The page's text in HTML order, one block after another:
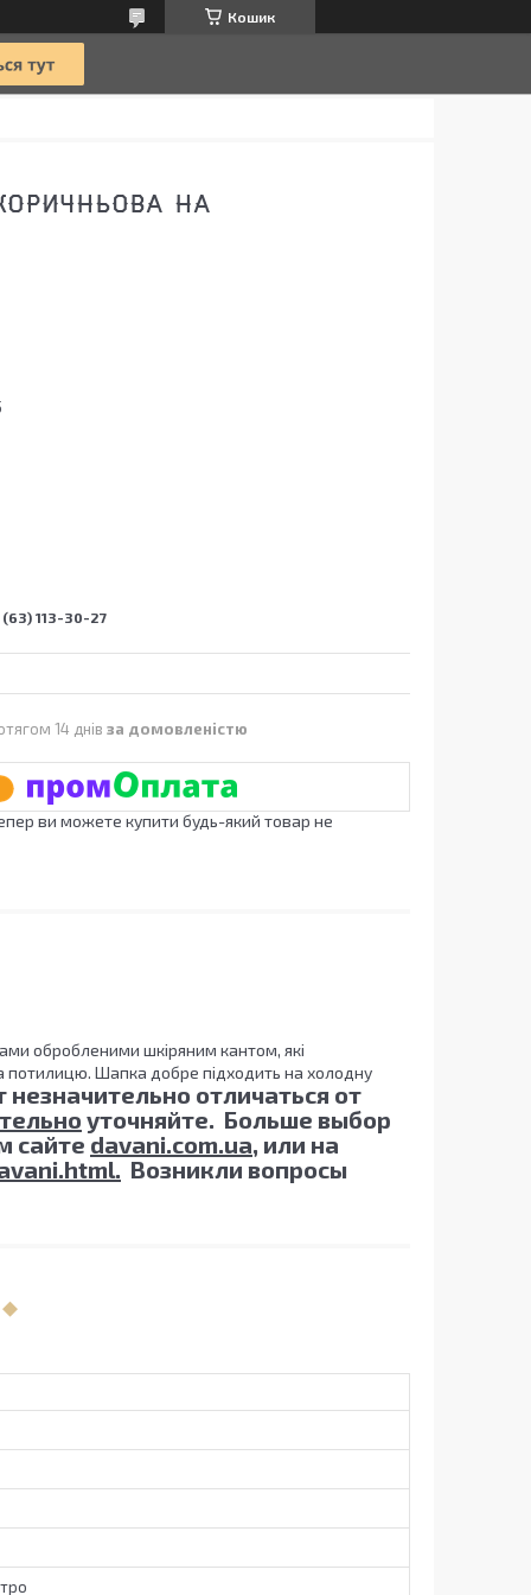
Кошик
НА
113-30-27
14 днів за домовленістю
ви можете купити будь-який товар не
обробленими шкіряним кантом, які
потилицю. Шапка добре підходить на холодну
отличаться от
уточняйте. Больше выбор
сайте davani.com.ua, или на
Возникли вопросы